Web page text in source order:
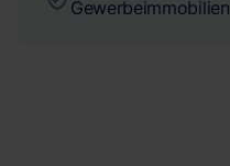
Gewerbeimmobilien